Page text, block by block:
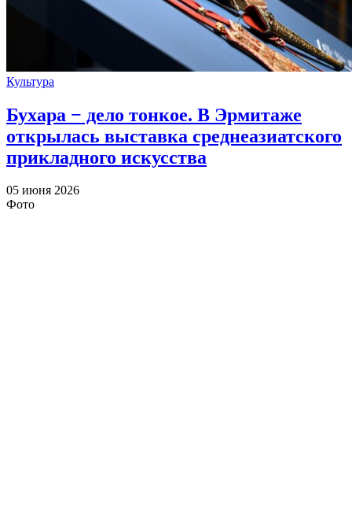
Культура
Бухара − дело тонкое. В Эрмитаже
открылась выставка среднеазиатского
прикладного искусства
05 июня 2026
Фото